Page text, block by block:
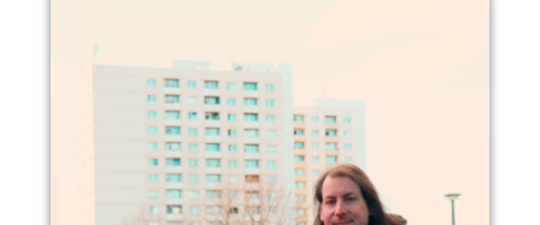
S
T
R
E
I
C
R
I
C
H
T
A